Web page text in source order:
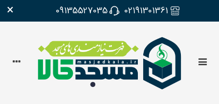
02191301361
09135527035
×